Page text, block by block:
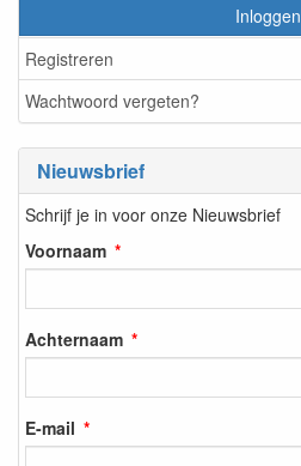
Inloggen
Registreren
Wachtwoord vergeten?
Nieuwsbrief
Schrijf je in voor onze Nieuwsbrief
Voornaam
Achternaam
E-mail